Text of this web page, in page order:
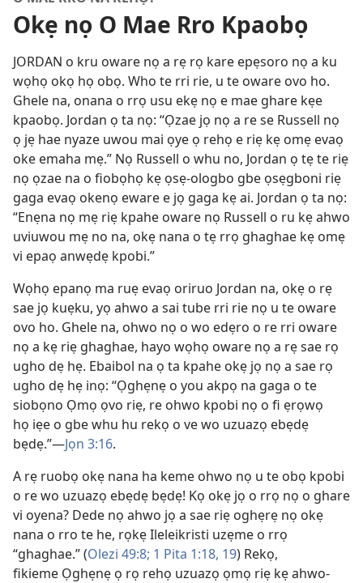
Okẹ nọ O Mae Rro Kpaobọ
JORDAN o kru oware nọ a rẹ rọ kare epẹsoro nọ a ku
wọhọ okọ họ obọ. Who te rri rie, u te oware ovo ho.
Ghele na, onana o rrọ usu ekẹ nọ e mae ghare kẹe
kpaobọ. Jordan ọ ta nọ: “Ọzae jọ nọ a re se Russell nọ
ọ jẹ hae nyaze uwou mai ọye ọ rehọ e riẹ kẹ omẹ evaọ
oke emaha mẹ.” Nọ Russell o whu no, Jordan ọ tẹ te riẹ
nọ ọzae na o fiobọhọ kẹ ọsẹ-ologbo gbe ọsẹgboni riẹ
gaga evaọ okenọ eware e jọ gaga kẹ ai. Jordan ọ ta nọ:
“Enẹna nọ mẹ riẹ kpahe oware nọ Russell o ru kẹ ahwo
uviuwou mẹ no na, okẹ nana o tẹ rrọ ghaghae kẹ omẹ
vi epaọ anwẹdẹ kpobi.”
Wọhọ epanọ ma ruẹ evaọ oriruo Jordan na, okẹ o rẹ
sae jọ kuẹku, yọ ahwo a sai tube rri rie nọ u te oware
ovo ho. Ghele na, ohwo nọ o wo edẹro o re rri oware
nọ a kẹ riẹ ghaghae, hayo wọhọ oware nọ a rẹ sae rọ
ugho dẹ hẹ. Ebaibol na ọ ta kpahe okẹ jọ nọ a sae rọ
ugho dẹ hẹ inọ: “Ọghẹnẹ o you akpọ na gaga o te
siobọno Ọmọ ọvo riẹ, re ohwo kpobi nọ o fi ẹrọwọ
họ iẹe o gbe whu hu rekọ o ve wo uzuazọ ebẹdẹ
bẹdẹ.”​—⁠Jọn 3:⁠16.
A rẹ ruobọ okẹ nana ha keme ohwo nọ u te obọ kpobi
o re wo uzuazọ ebẹdẹ bẹdẹ! Kọ okẹ jọ o rrọ nọ o ghare
vi oyena? Dede nọ ahwo jọ a sae riẹ oghẹrẹ nọ okẹ
nana o rro te he, rọkẹ Ileleikristi uzẹme o rrọ
“ghaghae.” (Olezi 49:8; 1 Pita 1:​18, 19) Rekọ,
fikieme Ọghẹnẹ ọ rọ rehọ uzuazọ ọmọ riẹ kẹ ahwo-